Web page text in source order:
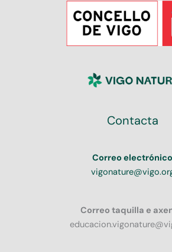
Contacta
Correo electrónico
Correo taquilla e